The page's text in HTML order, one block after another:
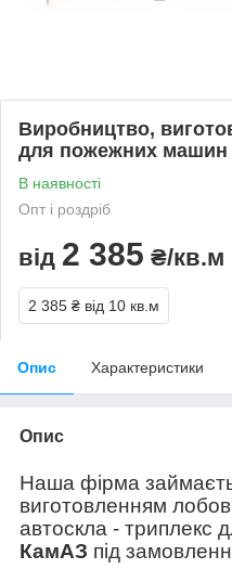
Виробництво,
для пожежних
В наявності
Опт і роздріб
від 2 385 ₴/кв.м
2 385 ₴ від 10 кв.м
Опис Характеристики
Опис
Наша фірма
виготовленням
автоскла - триплекс
КамАЗ під